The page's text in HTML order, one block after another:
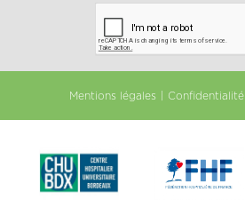
Mentions légales Confidentialité